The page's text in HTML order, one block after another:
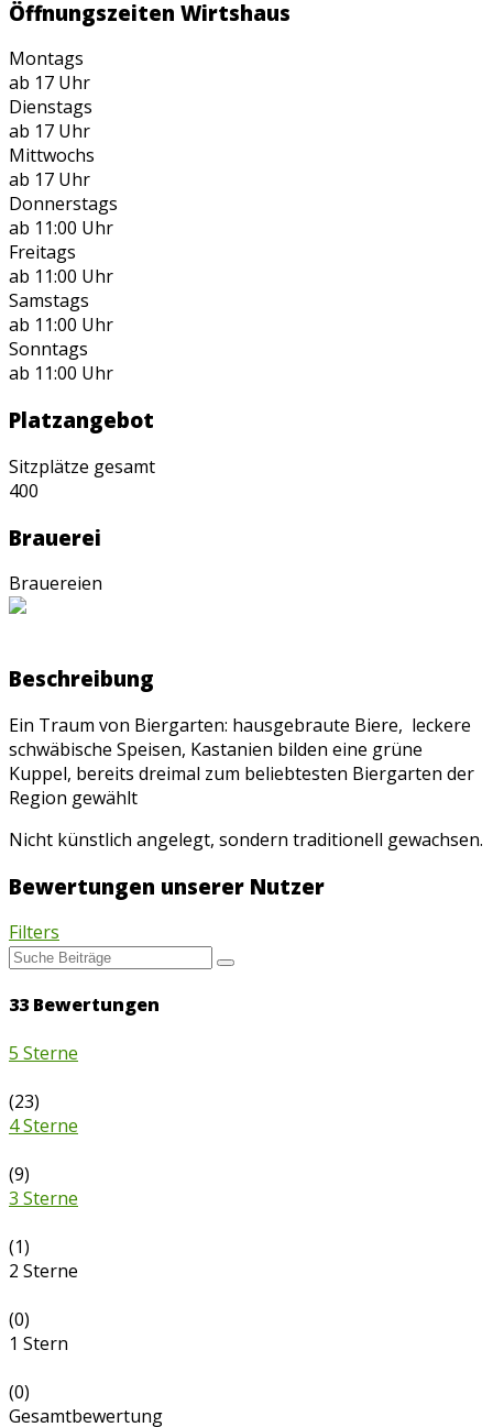
Öffnungszeiten Wirtshaus
Montags
ab 17 Uhr
Dienstags
ab 17 Uhr
Mittwochs
ab 17 Uhr
Donnerstags
ab 11:00 Uhr
Freitags
ab 11:00 Uhr
Samstags
ab 11:00 Uhr
Sonntags
ab 11:00 Uhr
Platzangebot
Sitzplätze gesamt
400
Brauerei
Brauereien
Beschreibung
Ein Traum von Biergarten: hausgebraute Biere, leckere
schwäbische Speisen, Kastanien bilden eine grüne
Kuppel, bereits dreimal zum beliebtesten Biergarten der
Region gewählt
Nicht künstlich angelegt, sondern traditionell gewachsen.
Bewertungen unserer Nutzer
Filters
33 Bewertungen
5 Sterne
(23)
4 Sterne
(9)
3 Sterne
(1)
2 Sterne
(0)
1 Stern
(0)
Gesamtbewertung